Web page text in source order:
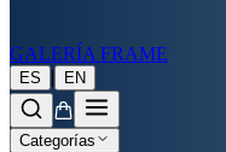
GALERÍA FRAME
ES | EN
Categorías